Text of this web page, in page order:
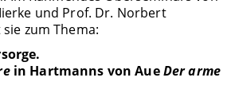
und Prof. Dr. Norbert
zum Thema:
in Hartmanns von AueDer arme